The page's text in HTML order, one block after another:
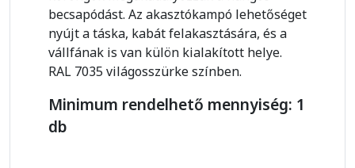
becsapódást. Az akasztókampó lehetőséget
nyújt a táska, kabát felakasztására, és a
vállfának is van külön kialakított helye.
RAL 7035 világosszürke színben.
Minimum rendelhető mennyiség: 1
db